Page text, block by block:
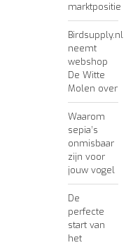
marktpositie
Birdsupply.nl
neemt
webshop
De Witte
Molen over
Waarom
sepia’s
onmisbaar
zijn voor
jouw vogel
De
perfecte
start van
het